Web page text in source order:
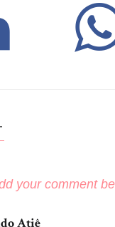
your comment
Atiê